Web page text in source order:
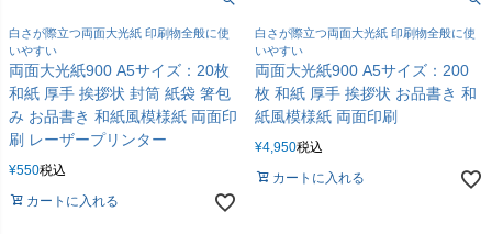
白さが際立つ両面大光紙 印刷物全般に使
いやすい
両面大光紙900 A5サイズ：20枚
和紙 厚手 挨拶状 封筒 紙袋 箸包
み お品書き 和紙風模様紙 両面印
刷 レーザープリンター
¥550税込
カートに入れる
白さが際立つ両面大光紙 印刷物全般に使
いやすい
両面大光紙900 A5サイズ：200
枚 和紙 厚手 挨拶状 お品書き 和
紙風模様紙 両面印刷
¥4,950税込
カートに入れる